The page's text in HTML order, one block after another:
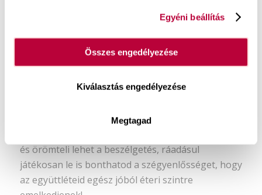
Egyéni beállítás
Összes engedélyezése
Kiválasztás engedélyezése
Megtagad
Most a tiéd lehet egy olyan kommunikációs
és örömteli lehet a beszélgetés, ráadásul
játékosan le is bonthatod a szégyenlősséget, hogy
az együttléteid egész jóból éteri szintre